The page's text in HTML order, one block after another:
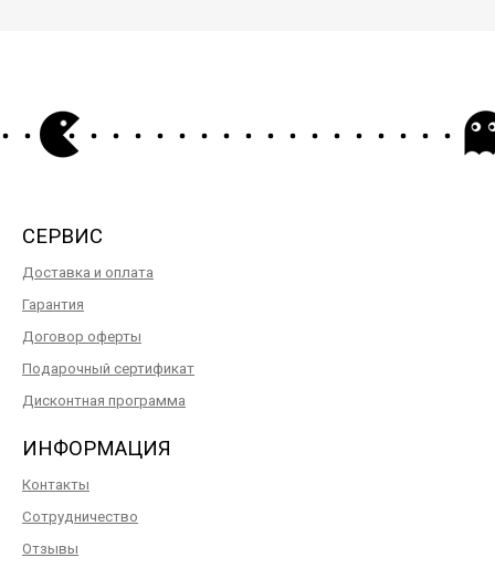
СЕРВИС
Доставка и оплата
Гарантия
Договор оферты
Подарочный сертификат
Дисконтная программа
ИНФОРМАЦИЯ
Контакты
Сотрудничество
Отзывы